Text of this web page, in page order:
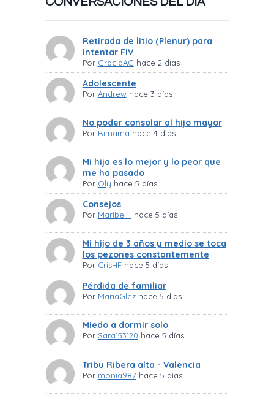
Retirada de litio (Plenur) para
intentar FIV
Por GraciaAG hace 2 días
Adolescente
Por Andrew hace 3 días
No poder consolar al hijo mayor
Por Bimama hace 4 días
Mi hija es lo mejor y lo peor que
me ha pasado
Por Oly hace 5 días
Consejos
Por Maribel_ hace 5 días
Mi hijo de 3 años y medio se toca
los pezones constantemente
Por CrisHF hace 5 días
Pérdida de familiar
Por MariaGlez hace 5 días
Miedo a dormir solo
Por Sara153120 hace 5 días
Tribu Ribera alta - Valencia
Por monia987 hace 5 días